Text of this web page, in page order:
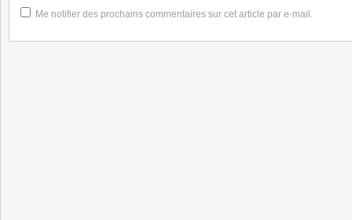
Me notifier des prochains commentaires sur cet article par e-mail.